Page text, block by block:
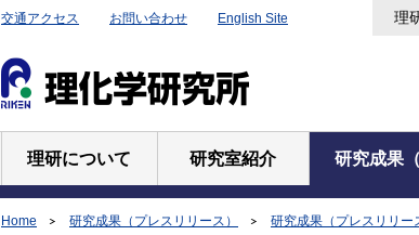
交通アクセス お問い合わせ English Site 理
理研について 研究室紹介 研究成果
Home 研究成果（プレスリリース） 研究成果（プレスリリー